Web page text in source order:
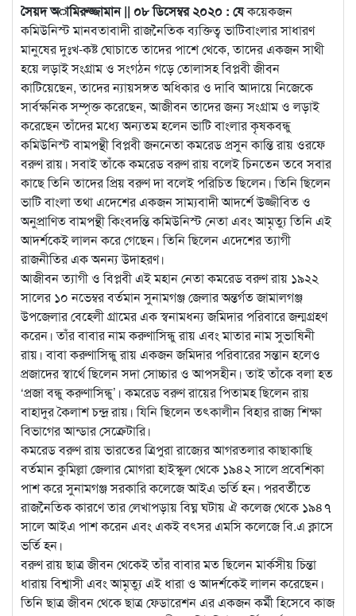
সৈয়দ অামিরুজ্জামান || ০৮ ডিসেম্বর ২০২০ : যেকয়েকজন
কমিউনিস্ট মানবতাবাদী রাজনৈতিক ব্যক্তিত্ব ভাটিবাংলার সাধারণ
মানুষের দুঃখ-কষ্ট ঘোচাতে তাদের পাশে থেকে, তাদের একজনসাথী
হয়ে লড়াই সংগ্রাম ও সংগঠন গড়ে তোলাসহ বিপ্লবী জীবন
কাটিয়েছেন, তাদের ন্যায়সঙ্গত অধিকার ও দাবি আদায়ে নিজেকে
সার্বক্ষনিক সম্পৃক্ত করেছেন, আজীবন তাদের জন্য সংগ্রাম ও লড়াই
করেছেন তাঁদের মধ্যে অন্যতম হলেন ভাটি বাংলার কৃষকবন্ধু
কমিউনিস্ট বামপন্থী বিপ্লবী জননেতা কমরেড প্রসুন কান্তি রায় ওরফে
বরুণ রায়। সবাই তাঁকে কমরেড বরুণ রায় বলেই চিনতেন তবে সবার
কাছে তিনি তাদের প্রিয় বরুণ দা বলেই পরিচিত ছিলেন। তিনি ছিলেন
ভাটি বাংলা তথা এদেশের একজন সাম্যবাদী আদর্শে উজ্জীবিত ও
অনুপ্রাণিত বামপন্থী কিংবদন্তি কমিউনিস্ট নেতা এবং আমৃত্যু তিনি এই
আদর্শকেই লালন করে গেছেন। তিনি ছিলেন এদেশের ত্যাগী
রাজনীতির এক অনন্য উদাহরণ।
আজীবন ত্যাগী ও বিপ্লবী এই মহান নেতা কমরেড বরুণ রায় ১৯২২
সালের ১০ নভেম্বর বর্তমান সুনামগঞ্জ জেলার অন্তর্গত জামালগঞ্জ
উপজেলার বেহেলী গ্রামের এক স্বনামধন্য জমিদার পরিবারে জন্মগ্রহণ
করেন। তাঁর বাবার নাম করুণাসিন্ধু রায় এবং মাতার নাম সুভাষিনী
রায়। বাবা করুণাসিন্ধু রায় একজন জমিদার পরিবারের সন্তান হলেও
প্রজাদের স্বার্থে ছিলেন সদা সোচ্চার ও আপসহীন। তাই তাঁকে বলা হত
‘প্রজা বন্ধু করুণাসিন্ধু’। কমরেড বরুণ রায়ের পিতামহ ছিলেন রায়
বাহাদুর কৈলাশ চন্দ্র রায়। যিনি ছিলেন তৎকালীন বিহার রাজ্য শিক্ষা
বিভাগের আন্ডার সেক্রেটারি।
কমরেড বরুণ রায় ভারতের ত্রিপুরা রাজ্যের আগরতলার কাছাকাছি
বর্তমান কুমিল্লা জেলার মোগরা হাইস্কুল থেকে ১৯৪২ সালে প্রবেশিকা
পাশ করে সুনামগঞ্জ সরকারি কলেজে আইএ ভর্তি হন। পরবর্তীতে
রাজনৈতিক কারণে তার লেখাপড়ায় বিঘ্ন ঘটায় ঐ কলেজ থেকে ১৯৪৭
সালে আইএ পাশ করেন এবং একই বৎসর এমসি কলেজে বি.এ ক্লাসে
ভর্তি হন।
বরুণ রায় ছাত্র জীবন থেকেই তাঁর বাবার মত ছিলেন মার্কসীয় চিন্তা
ধারায় বিশ্বাসী এবং আমৃত্যু এই ধারা ও আদর্শকেই লালন করেছেন।
তিনি ছাত্র জীবন থেকে ছাত্র ফেডারেশন এর একজন কর্মী হিসেবে কাজ